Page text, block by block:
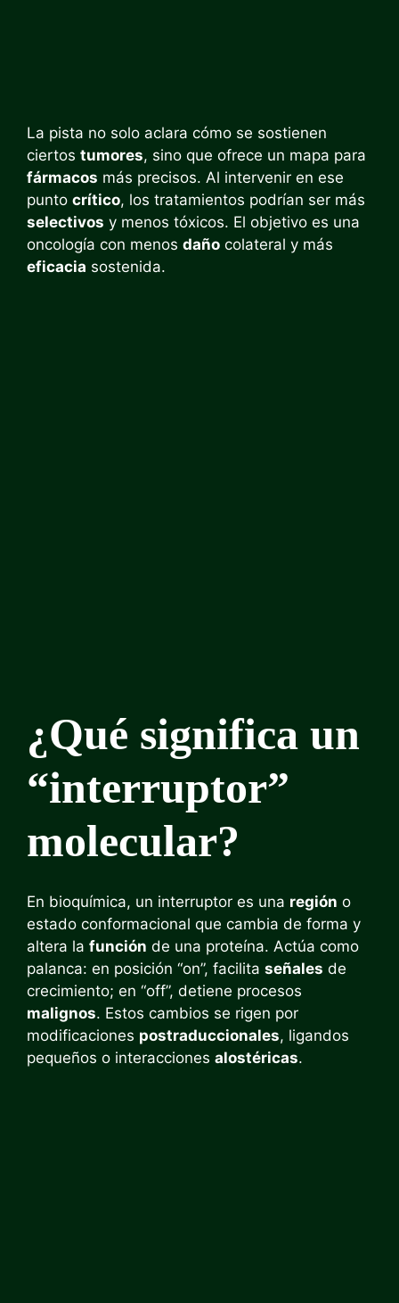
La pista no solo aclara cómo se sostienen
ciertos tumores, sino que ofrece un mapa para
fármacos más precisos. Al intervenir en ese
punto crítico, los tratamientos podrían ser más
selectivos y menos tóxicos. El objetivo es una
oncología con menos daño colateral y más
eficacia sostenida.
¿Qué significa un
“interruptor”
molecular?
En bioquímica, un interruptor es una región o
estado conformacional que cambia de forma y
altera la función de una proteína. Actúa como
palanca: en posición “on”, facilita señales de
crecimiento; en “off”, detiene procesos
malignos. Estos cambios se rigen por
modificaciones postraduccionales, ligandos
pequeños o interacciones alostéricas.